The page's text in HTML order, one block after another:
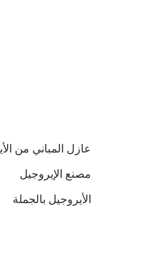
عازل المباني من
مصنع الإيروجيل
الأيروجيل بالجملة